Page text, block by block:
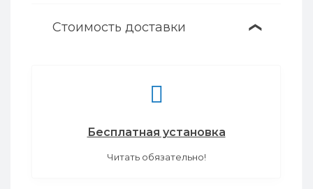
Стоимость доставки ❯
Бесплатная установка
Читать обязательно!